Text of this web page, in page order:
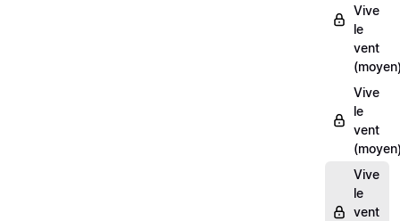
Vive
le
vent
Vive
le
vent
Vive
le
vent